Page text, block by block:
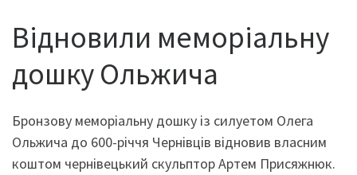
Відновили меморіальну
дош­ку Ольжича
Бронзову меморіальну дош­ку із силуетом Олега
Ольжича до 600-річчя Чернівців відновив власним
коштом чернівецький скульптор Артем Присяжнюк.